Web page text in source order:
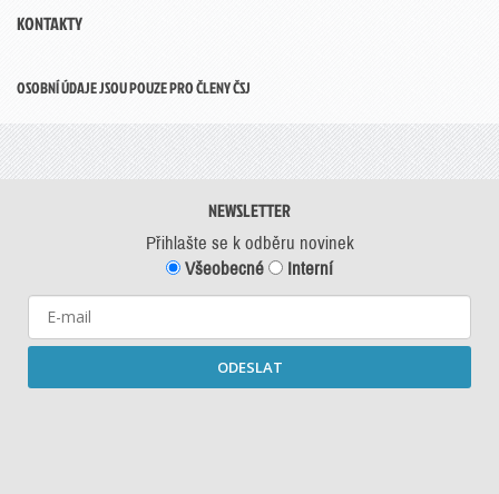
KONTAKTY
OSOBNÍ ÚDAJE JSOU POUZE PRO ČLENY ČSJ
NEWSLETTER
Přihlašte se k odběru novinek
Všeobecné
Interní
ODESLAT